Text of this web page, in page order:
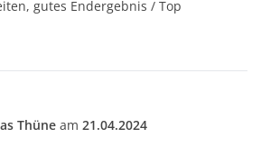
gutes Endergebnis / Top
Thüne am 21.04.2024